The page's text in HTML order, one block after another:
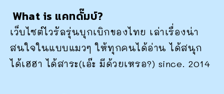
What is แคทดั๊มบ์?
เว็บไซต์ไวรัลรุ่นบุกเบิกของไทย เล่าเรื่องน่า
สนใจในแบบแมวๆ ให้ทุกคนได้อ่าน ได้สนุก
ได้เฮฮา ได้สาระ(เอ๊ะ มีด้วยเหรอ?) since. 2014